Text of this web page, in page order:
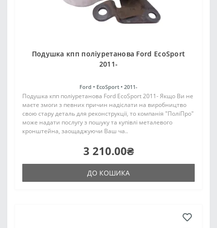
Подушка кпп поліуретанова Ford EcoSport
2011-
Ford • EcoSport • 2011-
Подушка кпп поліуретанова Ford EcoSport 2011- Якщо Ви не
маєте змоги з певних причин надіслати на виробництво
свою стару деталь для реконструкції, то компанія "ПоліПро"
може надати послугу з пошуку та купівлі металевого
кронштейна, заощаджуючи Ваш ча..
3 210.00₴
ДО КОШИКА